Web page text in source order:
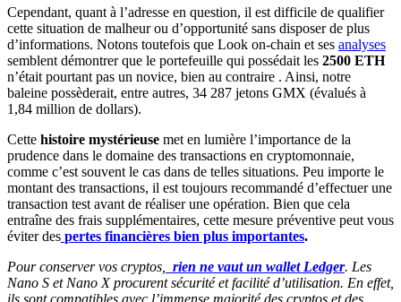
Cependant, quant à l’adresse en question, il est difficile de qualifier
cette situation de malheur ou d’opportunité sans disposer de plus
d’informations. Notons toutefois que Look on-chain et ses analyses
semblent démontrer que le portefeuille qui possédait les 2500 ETH
n’était pourtant pas un novice, bien au contraire . Ainsi, notre
baleine possèderait, entre autres, 34 287 jetons GMX (évalués à
1,84 million de dollars).
Cette histoire mystérieuse met en lumière l’importance de la
prudence dans le domaine des transactions en cryptomonnaie,
comme c’est souvent le cas dans de telles situations. Peu importe le
montant des transactions, il est toujours recommandé d’effectuer une
transaction test avant de réaliser une opération. Bien que cela
entraîne des frais supplémentaires, cette mesure préventive peut vous
éviter des pertes financières bien plus importantes.
Pour conserver vos cryptos,
rien ne vaut un wallet Ledger. Les
Nano S et Nano X procurent sécurité et facilité d’utilisation. En effet,
ils sont compatibles avec l’immense majorité des cryptos et des